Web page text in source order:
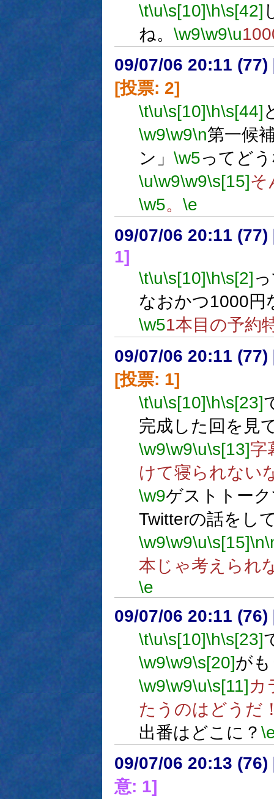
\t\u\s[10]\h\s[42]
ね。 \w9\w9\u
09/07/06 20:11 (77)
[投票: 2]
\t\u\s[10]\h\s[44]
\w9\w9\n第一候
ン」 \w5ってど
\u\w9\w9\s[15]そ
\w5。 \e
09/07/06 20:11 (77)
1]
\t\u\s[10]\h\s[2]
なおかつ1000円
\w51本目の予約
09/07/06 20:11 (77)
[投票: 1]
\t\u\s[10]\h\s[23]
完成した回を見
\w9\w9\u\s[13]字
けて寝られない
\w9ゲストトー
Twitterの話をし
\w9\w9\u\s[15]\n
本じゃ考えられ
\e
09/07/06 20:11 (76)
\t\u\s[10]\h\s[23]
\w9\w9\s[20]が
\w9\w9\u\s[11]カ
たうのはどうだ
出番はどこに？
09/07/06 20:13 (76)
意: 1]